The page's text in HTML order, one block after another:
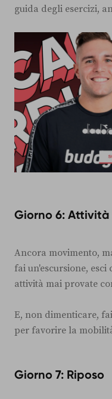
guida degli esercizi,
Giorno 6:
Ancora movimento,
fai un'escursione,
attività mai provate
E, non dimenticare,
per favorire la
Giorno 7: Riposo